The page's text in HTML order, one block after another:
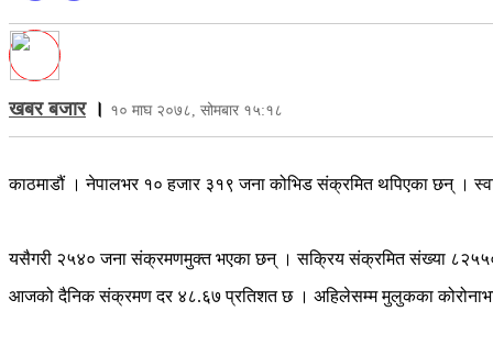
खबर बजार। १० माघ २०७८, सोमबार १५:१८
काठमाडौं । नेपालभर १० हजार ३१९ जना कोभिड संक्रमित थपिएका छन् ।
यसैगरी २५४० जना संक्रमणमुक्त भएका छन् । सक्रिय संक्रमित संख्या
आजको दैनिक संक्रमण दर ४८.६७ प्रतिशत छ । अहिलेसम्म मुलुकका